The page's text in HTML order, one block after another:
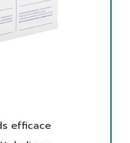
efficace